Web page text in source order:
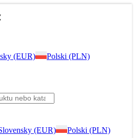
(EUR)
Polski (PLN)
(EUR) Polski (PLN)